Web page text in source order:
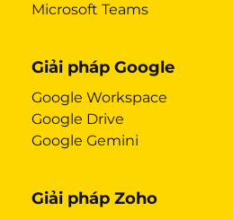
Microsoft Teams
Giải pháp Google
Google Workspace
Google Drive
Google Gemini
Giải pháp Zoho